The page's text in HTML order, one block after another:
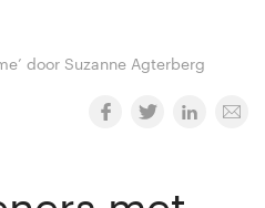
door Suzanne Agterberg